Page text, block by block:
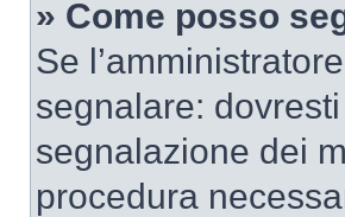
» Come posso
Se
segnalare:
segnalazione dei
procedura